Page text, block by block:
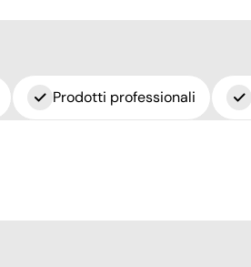
Prodotti professionali